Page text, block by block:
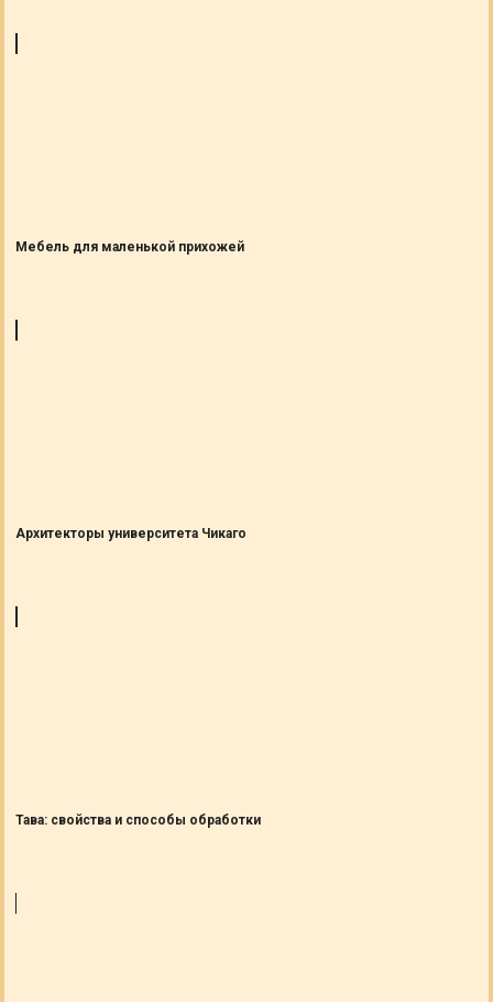
Мебель для маленькой прихожей
Архитекторы университета Чикаго
Тава: свойства и способы обработки